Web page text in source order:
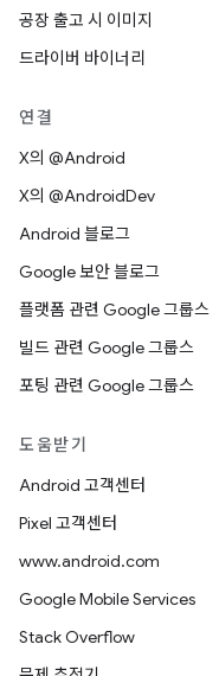
공장 출고 시 이미지
드라이버 바이너리
연결
X의 @Android
X의 @AndroidDev
Android 블로그
Google 보안 블로그
플랫폼 관련 Google 그룹스
빌드 관련 Google 그룹스
포팅 관련 Google 그룹스
도움받기
Android 고객센터
Pixel 고객센터
www.android.com
Google Mobile Services
Stack Overflow